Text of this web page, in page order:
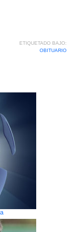
ETIQUETADO BAJO:
OBITUARIO